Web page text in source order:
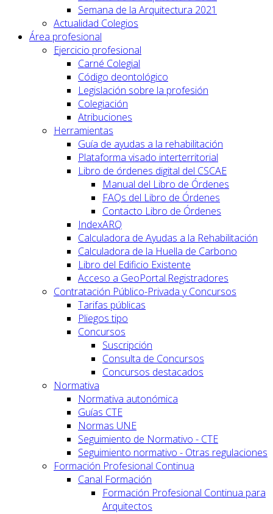
Semana de la Arquitectura 2021
Actualidad Colegios
Área profesional
Ejercicio profesional
Carné Colegial
Código deontológico
Legislación sobre la profesión
Colegiación
Atribuciones
Herramientas
Guía de ayudas a la rehabilitación
Plataforma visado interterritorial
Libro de órdenes digital del CSCAE
Manual del Libro de Órdenes
FAQs del Libro de Órdenes
Contacto Libro de Órdenes
IndexARQ
Calculadora de Ayudas a la Rehabilitación
Calculadora de la Huella de Carbono
Libro del Edificio Existente
Acceso a GeoPortal.Registradores
Contratación Público-Privada y Concursos
Tarifas públicas
Pliegos tipo
Concursos
Suscripción
Consulta de Concursos
Concursos destacados
Normativa
Normativa autonómica
Guías CTE
Normas UNE
Seguimiento de Normativo - CTE
Seguimiento normativo - Otras regulaciones
Formación Profesional Continua
Canal Formación
Formación Profesional Continua para
Arquitectos